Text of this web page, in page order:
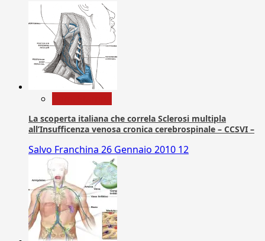
La scoperta italiana che correla Sclerosi multipla
all’Insufficenza venosa cronica cerebrospinale – CCSVI –
Salvo Franchina 26 Gennaio 2010 12